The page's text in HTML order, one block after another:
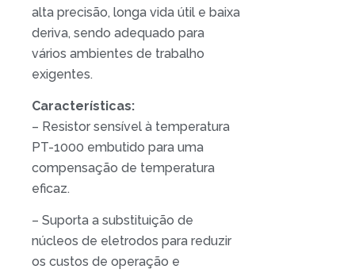
alta precisão, longa vida útil e baixa
deriva, sendo adequado para
vários ambientes de trabalho
exigentes.
Características:
– Resistor sensível à temperatura
PT-1000 embutido para uma
compensação de temperatura
eficaz.
– Suporta a substituição de
núcleos de eletrodos para reduzir
os custos de operação e